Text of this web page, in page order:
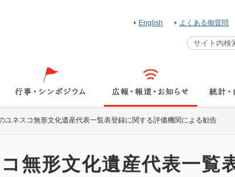
English よくある御質問
ユネスコ無形文化遺産代表一覧表登録に関する評価機関による勧告
無形文化遺産代表一覧